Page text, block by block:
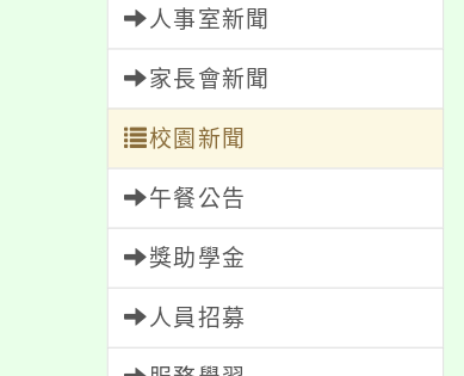
人事室新聞
家長會新聞
校園新聞
午餐公告
獎助學金
人員招募